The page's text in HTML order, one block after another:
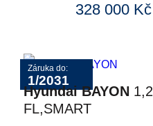
328 000 Kč
Záruka do:
1/2031
Hyundai BAYON 1,2
FL,SMART